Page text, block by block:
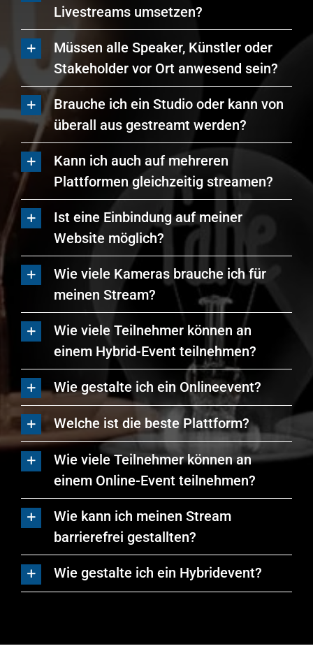
Livestreams umsetzen?
Müssen alle Speaker, Künstler oder
Stakeholder vor Ort anwesend sein?
Brauche ich ein Studio oder kann von
überall aus gestreamt werden?
Kann ich auch auf mehreren
Plattformen gleichzeitig streamen?
Ist eine Einbindung auf meiner
Website möglich?
Wie viele Kameras brauche ich für
meinen Stream?
Wie viele Teilnehmer können an
einem Hybrid-Event teilnehmen?
Wie gestalte ich ein Onlineevent?
Welche ist die beste Plattform?
Wie viele Teilnehmer können an
einem Online-Event teilnehmen?
Wie kann ich meinen Stream
barrierefrei gestallten?
Wie gestalte ich ein Hybridevent?